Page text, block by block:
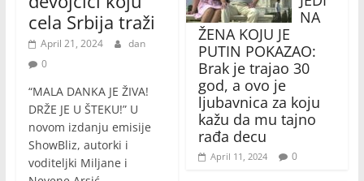
cela Srbija traži
April 21, 2024
dan
0
“MALA DANKA JE ŽIVA!
DRŽE JE U ŠTEKU!” U
novom izdanju emisije
ShowBliz, autorki i
voditeljki Miljane i
NA
ŽENA KOJU JE
PUTIN POKAZAO:
Brak je trajao 30
god, a ovo je
ljubavnica za koju
kažu da mu tajno
rađa decu
April 11, 2024 0